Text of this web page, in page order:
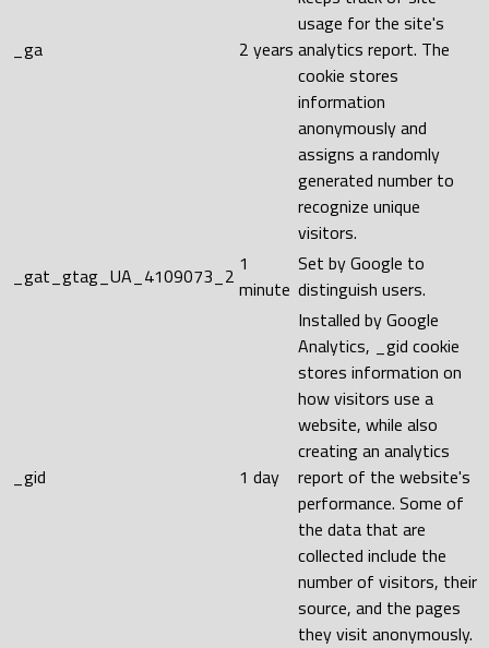
_ga 2 years
usage for the site's
analytics report. The
cookie stores
information
anonymously and
assigns a randomly
generated number to
recognize unique
visitors.
_gat_gtag_UA_4109073_2 1
minute
Set by Google to
distinguish users.
_gid 1 day
Installed by Google
Analytics, _gid cookie
stores information on
how visitors use a
website, while also
creating an analytics
report of the website's
performance. Some of
the data that are
collected include the
number of visitors, their
source, and the pages
they visit anonymously.